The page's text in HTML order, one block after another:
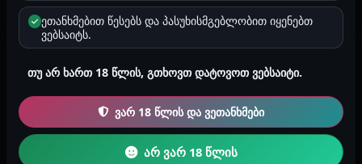
2026-07-26 02:32 131
ჭავჭავაძეზე
იმერეთი
მაისური...
ანონიმური
124
ეთანხმებით წესებს და პასუხისმგებლობით იყენებთ
ვებსაიტს.
თუ არ ხართ 18 წლის, გთხოვთ დატოვოთ ვებსაიტი.
ვარ 18 წლის და ვეთანხმები
არ ვარ 18 წლის